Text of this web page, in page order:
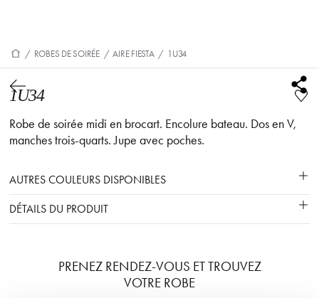
/ ROBES DE SOIRÉE / AIRE FIESTA / 1U34
1U34
Robe de soirée midi en brocart. Encolure bateau. Dos en V,
manches trois-quarts. Jupe avec poches.
AUTRES COULEURS DISPONIBLES
DÉTAILS DU PRODUIT
PRENEZ RENDEZ-VOUS ET TROUVEZ
VOTRE ROBE